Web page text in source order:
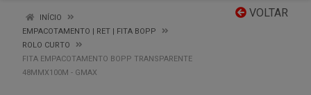
VOLTAR
INÍCIO
EMPACOTAMENTO | RET | FITA BOPP
ROLO CURTO
FITA EMPACOTAMENTO BOPP TRANSPARENTE
48MMX100M - GMAX